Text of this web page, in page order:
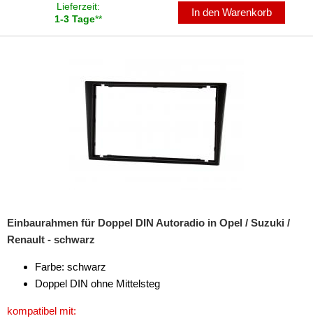
Lieferzeit:
1-3 Tage**
In den Warenkorb
Einbaurahmen für Doppel DIN Autoradio in Opel / Suzuki /
Renault - schwarz
Farbe: schwarz
Doppel DIN ohne Mittelsteg
kompatibel mit: